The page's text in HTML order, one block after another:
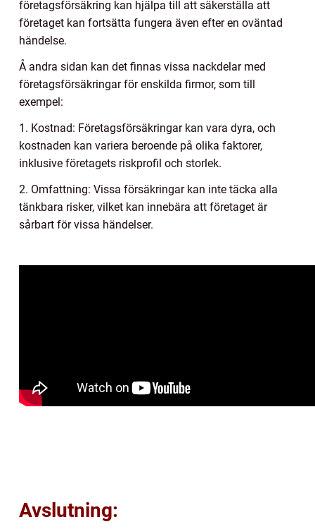
företagsförsäkring kan hjälpa till att säkerställa att
företaget kan fortsätta fungera även efter en oväntad
händelse.
Å andra sidan kan det finnas vissa nackdelar med
företagsförsäkringar för enskilda firmor, som till
exempel:
1. Kostnad: Företagsförsäkringar kan vara dyra, och
kostnaden kan variera beroende på olika faktorer,
inklusive företagets riskprofil och storlek.
2. Omfattning: Vissa försäkringar kan inte täcka alla
tänkbara risker, vilket kan innebära att företaget är
sårbart för vissa händelser.
Avslutning: